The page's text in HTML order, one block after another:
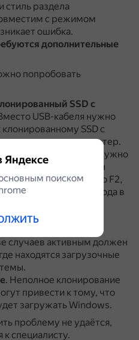
стиль раздела
с режимом
ошибка.
дополнительные
попробовать
SSD с
USB-кабеля нужно
SSD с
компьютер.
в BIOS
Для этого нужно
когда появится экран
клавишу (обычно F2,
BIOS Setup.
После входа в
и выбрать SSD в
загрузки.
в качестве
случаев активным должен
находятся загрузочные
. Неполное клонирование
привести к тому, что
загружать Windows.
проблему не удаётся,
специалисту.
Яндексе
поиском